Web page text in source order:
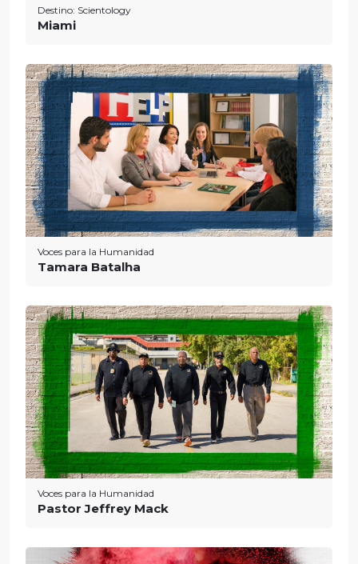
Destino: Scientology
Miami
Voces para la Humanidad
Tamara Batalha
Voces para la Humanidad
Pastor Jeffrey Mack